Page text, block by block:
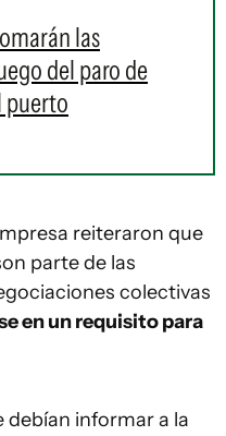
las
del paro de
puerto
reiteraron que
parte de las
colectivas
en un requisito para
debían informar a la